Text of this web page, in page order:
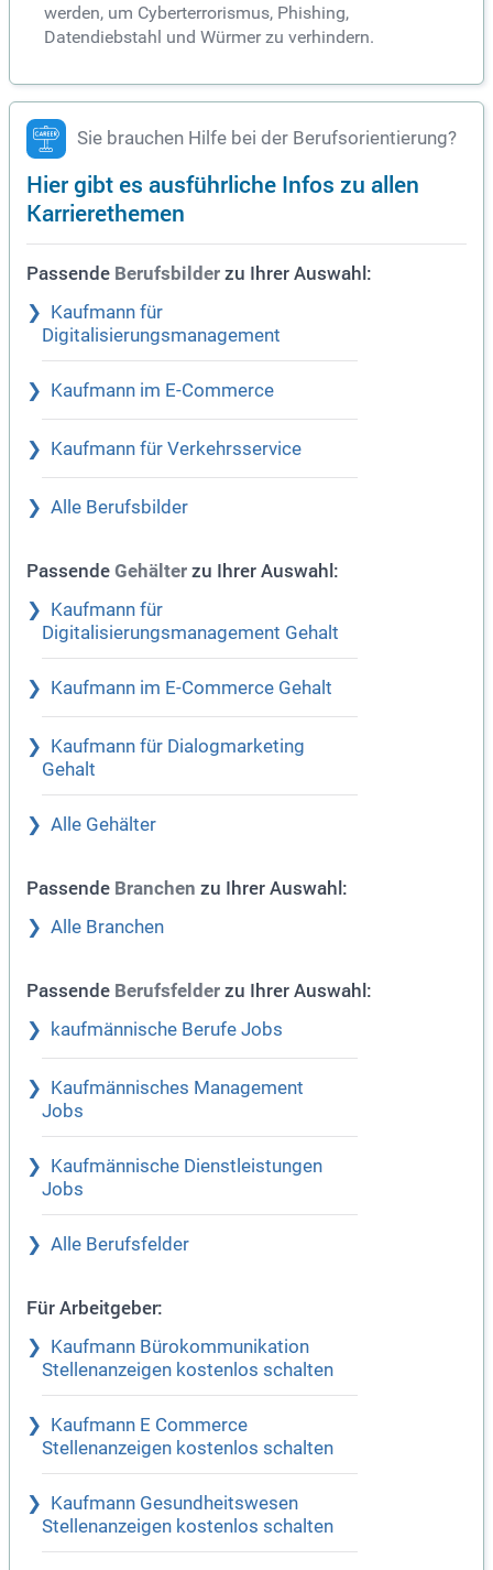
werden, um Cyberterrorismus, Phishing,
Datendiebstahl und Würmer zu verhindern.
Sie brauchen Hilfe bei der Berufsorientierung?
Hier gibt es ausführliche Infos zu allen
Karrierethemen
Passende Berufsbilder zu Ihrer Auswahl:
Kaufmann für
Digitalisierungsmanagement
Kaufmann im E-Commerce
Kaufmann für Verkehrsservice
Alle Berufsbilder
Passende Gehälter zu Ihrer Auswahl:
Kaufmann für
Digitalisierungsmanagement Gehalt
Kaufmann im E-Commerce Gehalt
Kaufmann für Dialogmarketing
Gehalt
Alle Gehälter
Passende Branchen zu Ihrer Auswahl:
Alle Branchen
Passende Berufsfelder zu Ihrer Auswahl:
kaufmännische Berufe Jobs
Kaufmännisches Management
Jobs
Kaufmännische Dienstleistungen
Jobs
Alle Berufsfelder
Für Arbeitgeber:
Kaufmann Bürokommunikation
Stellenanzeigen kostenlos schalten
Kaufmann E Commerce
Stellenanzeigen kostenlos schalten
Kaufmann Gesundheitswesen
Stellenanzeigen kostenlos schalten